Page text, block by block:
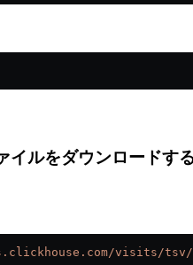
イルをダウンロードす
visits/